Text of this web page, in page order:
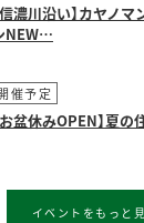
信濃川沿い】カヤノ
NEW…
催予定
お盆休みOPEN】夏
イベントをもっと